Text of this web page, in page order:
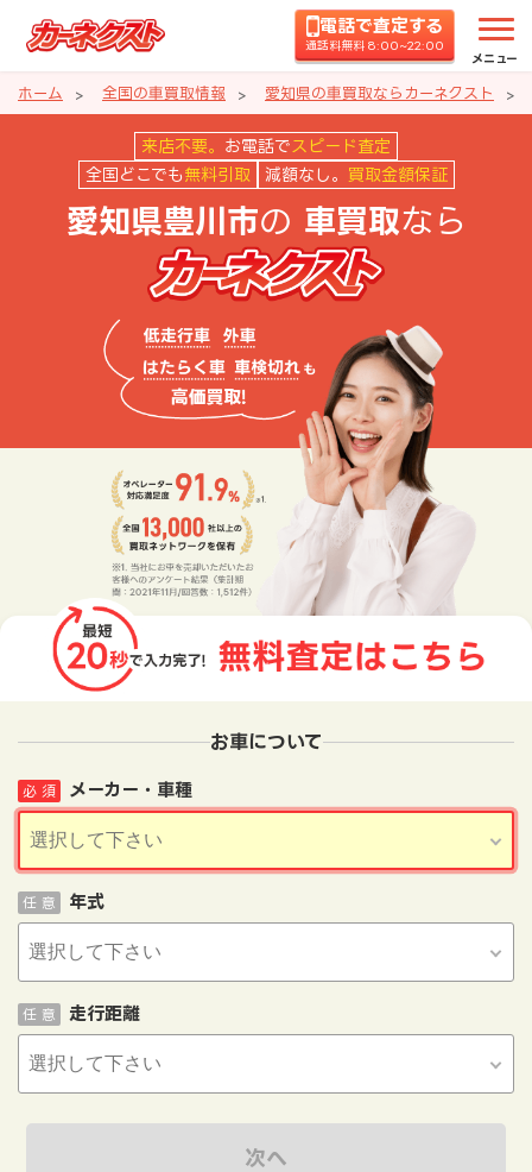
電話で査定する
通話料無料 8:00~22:00
メニュー
ホーム 全国の車買取情報 愛知県の車買取ならカーネクスト
愛知県豊川市の車買取ならカー
来店不要。 お電話で スピード査定
全国どこでも 無料引取 減額なし。 買取金額保証
愛知県豊川市の 車買取なら
お車について
メーカー・車種
必 須
年式
任 意
走行距離
任 意
次へ